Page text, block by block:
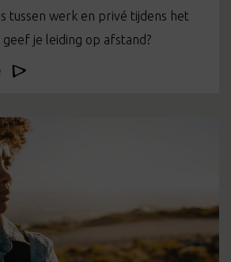
tussen werk en privé tijdens het
geef je leiding op afstand?